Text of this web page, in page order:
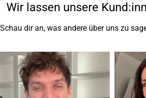
Wir lassen unsere
Schau dir an, was andere über uns zu